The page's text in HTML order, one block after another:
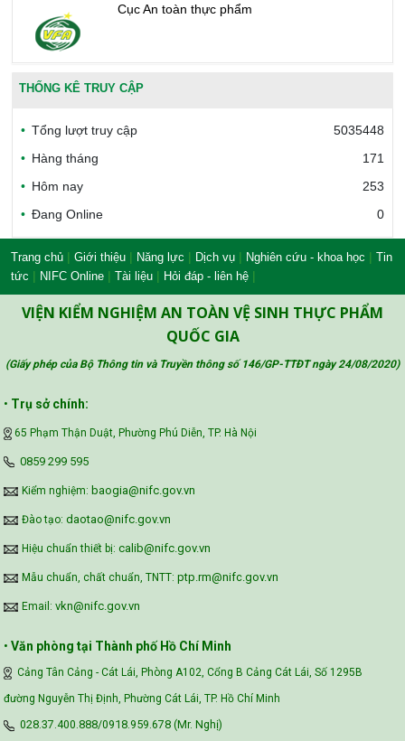
Cục An toàn thực phẩm
Văn phòng công nhận chất lượng
Công đoàn Y tế Việt Nam
Safe Food for Growth Project (SAFEGRO)
Vietnam Center for Food Safety Risk
THỐNG KÊ TRUY CẬP
Tổng lượt truy cập
5035448
Hàng tháng
171
Hôm nay
253
Đang Online
0
Trang chủ | Giới thiệu | Năng lực | Dịch vụ | Nghiên cứu - khoa học | Tin
tức | NIFC Online | Tài liệu | Hỏi đáp - liên hệ |
VIỆN KIỂM NGHIỆM AN TOÀN VỆ SINH THỰC PHẨM
QUỐC GIA
(Giấy phép của Bộ Thông tin và Truyền thông số 146/GP-TTĐT ngày 24/08/2020)
• Trụ sở chính:
65 Phạm Thận Duật, Phường Phú Diễn, TP. Hà Nội
‪0859 299 595‬
Kiểm nghiệm: baogia@nifc.gov.vn
Đào tạo: daotao@nifc.gov.vn
Hiệu chuẩn thiết bị: calib@nifc.gov.vn
Mẫu chuẩn, chất chuẩn, TNTT: ptp.rm@nifc.gov.vn
Email: vkn@nifc.gov.vn
• Văn phòng tại Thành phố Hồ Chí Minh
Cảng Tân Cảng - Cát Lái, Phòng A102, Cổng B Cảng Cát Lái, Số 1295B
đường Nguyễn Thị Định, Phường Cát Lái, TP. Hồ Chí Minh
028.37.400.888/0918.959.678 (Mr. Nghị)